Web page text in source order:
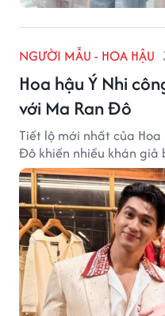
NGƯỜI MẪU - HOA HẬU
Hoa hậu Ý Nhi
với Ma Ran Đô
Tiết lộ mới nhất của
Đô khiến nhiều khán giả